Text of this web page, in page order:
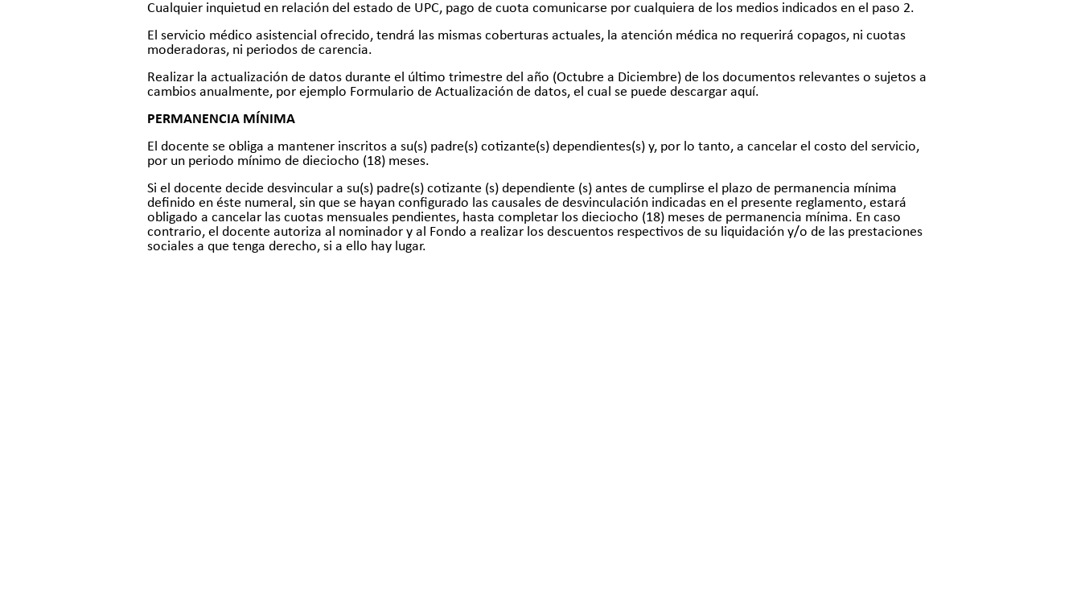
Cualquier inquietud en relación del estado de UPC, pago de cuota comunicarse por cualquiera de los medios indicados en el paso 2.
El servicio médico asistencial ofrecido, tendrá las mismas coberturas actuales, la atención médica no requerirá copagos, ni cuotas
moderadoras, ni periodos de carencia.
Realizar la actualización de datos durante el último trimestre del año (Octubre a Diciembre) de los documentos relevantes o sujetos a
cambios anualmente, por ejemplo Formulario de Actualización de datos, el cual se puede descargar aquí.
PERMANENCIA MÍNIMA
El docente se obliga a mantener inscritos a su(s) padre(s) cotizante(s) dependientes(s) y, por lo tanto, a cancelar el costo del servicio,
por un periodo mínimo de dieciocho (18) meses.
Si el docente decide desvincular a su(s) padre(s) cotizante (s) dependiente (s) antes de cumplirse el plazo de permanencia mínima
definido en éste numeral, sin que se hayan configurado las causales de desvinculación indicadas en el presente reglamento, estará
obligado a cancelar las cuotas mensuales pendientes, hasta completar los dieciocho (18) meses de permanencia mínima. En caso
contrario, el docente autoriza al nominador y al Fondo a realizar los descuentos respectivos de su liquidación y/o de las prestaciones
sociales a que tenga derecho, si a ello hay lugar.